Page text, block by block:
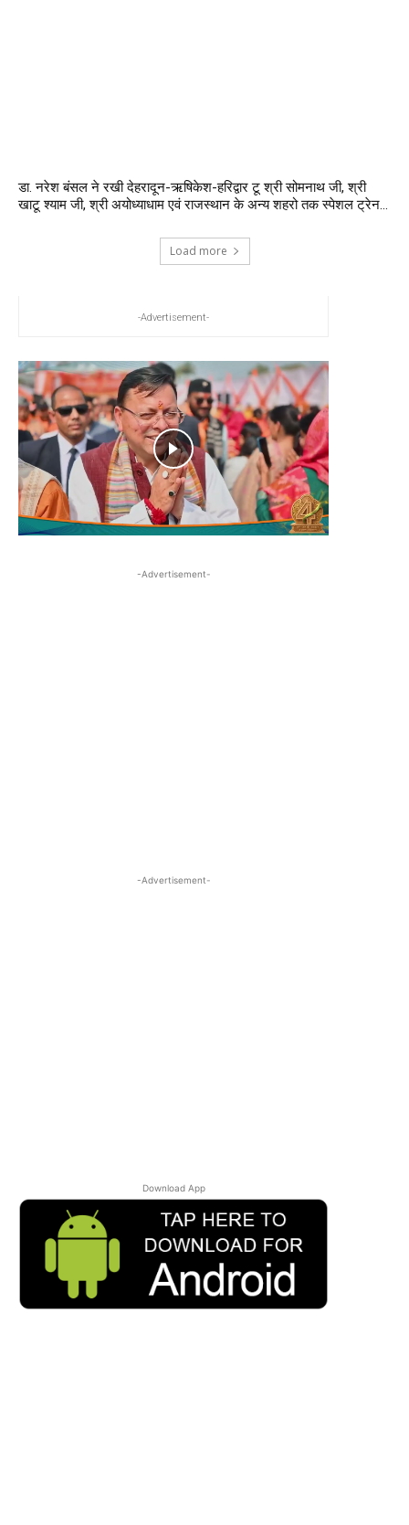
डा. नरेश बंसल ने रखी देहरादून-ऋषिकेश-हरिद्वार टू श्री सोमनाथ जी, श्री
खाटू श्याम जी, श्री अयोध्याधाम एवं राजस्थान के अन्य शहरो तक स्पेशल ट्रेन...
Load more
-Advertisement-
-Advertisement-
-Advertisement-
Download App